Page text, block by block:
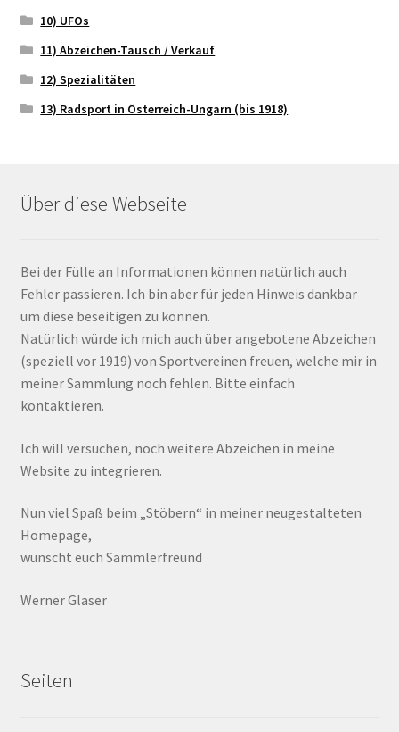
10) UFOs
11) Abzeichen-Tausch / Verkauf
12) Spezialitäten
13) Radsport in Österreich-Ungarn (bis 1918)
Über diese Webseite
Bei der Fülle an Informationen können natürlich auch
Fehler passieren. Ich bin aber für jeden Hinweis dankbar
um diese beseitigen zu können.
Natürlich würde ich mich auch über angebotene Abzeichen
(speziell vor 1919) von Sportvereinen freuen, welche mir in
meiner Sammlung noch fehlen. Bitte einfach
kontaktieren.
Ich will versuchen, noch weitere Abzeichen in meine
Website zu integrieren.
Nun viel Spaß beim „Stöbern“ in meiner neugestalteten
Homepage,
wünscht euch Sammlerfreund
Werner Glaser
Seiten